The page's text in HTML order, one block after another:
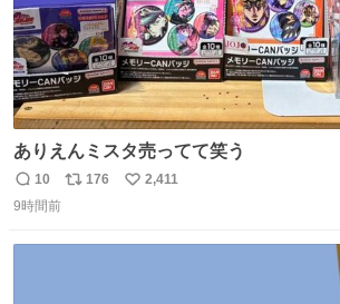
ありえんミスタ売ってて笑う
返
信
10
リ
176
い
2,411
9時間前